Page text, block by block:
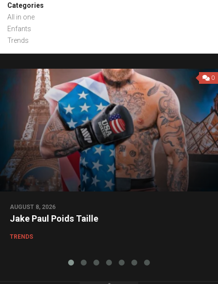
Categories
All in one
Enfants
Trends
0
AUGUST 8, 2026
Jake Paul Poids Taille
TRENDS